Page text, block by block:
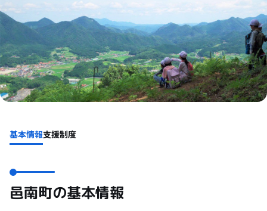
基本情報支援制度
邑南町の基本情報